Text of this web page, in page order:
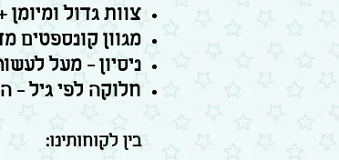
צוות גדול
מגוון קונספטים
ניסיון - מעל
חלוקה לפי גיל -
בין לקוחותינו: